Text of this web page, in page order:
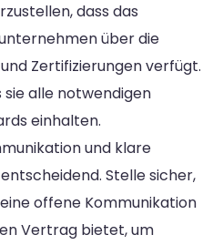
dass das
über die
Zertifizierungen verfügt.
sie alle notwendigen
einhalten.
und klare
Stelle sicher,
offene Kommunikation
Vertrag bietet, um